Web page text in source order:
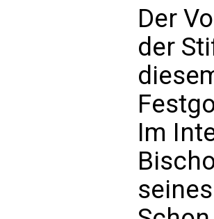
Der
der
Im